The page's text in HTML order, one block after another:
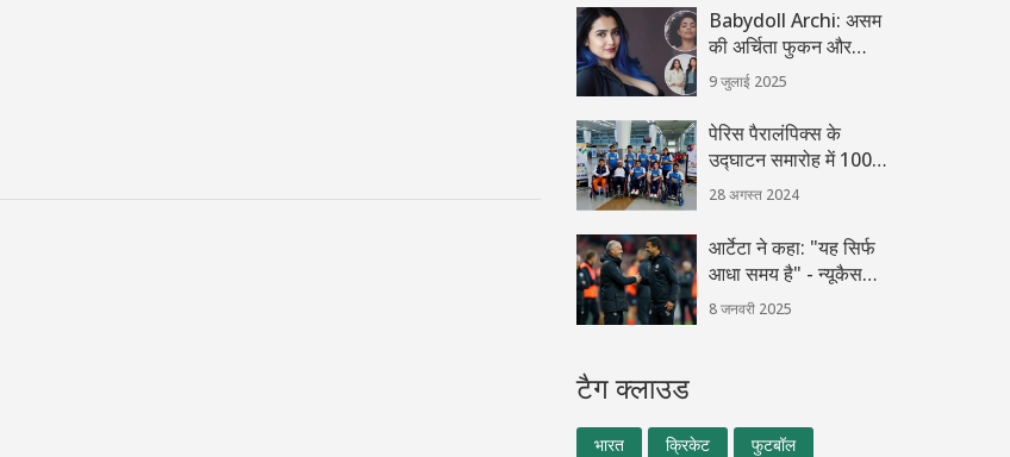
Babydoll Archi: असम
की अर्चिता फुकन और
उनकी वायरल कंट्रोवर्सीज़
की कहानी
9 जुलाई 2025
पेरिस पैरालंपिक्स के
उद्घाटन समारोह में 100
से अधिक भारतीय सदस्य
28 अगस्त 2024
आर्टेटा ने कहा: "यह सिर्फ
आधा समय है" - न्यूकैसल
के खिलाफ आर्सेनल की
8 जनवरी 2025
टैग क्लाउड
भारत क्रिकेट
फुटबॉल